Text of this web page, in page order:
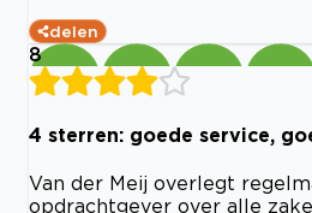
delen
8
4 sterren: goede service,
Van der Meij overlegt
opdrachtgever over alle